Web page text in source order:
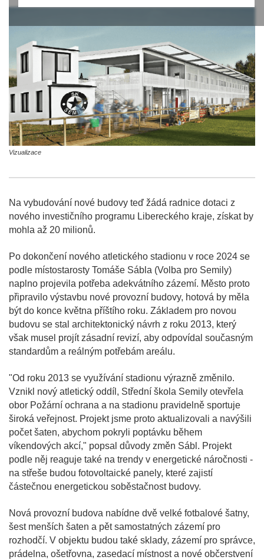
Vizualizace
Na vybudování nové budovy teď žádá radnice dotaci z
nového investičního programu Libereckého kraje, získat by
mohla až 20 milionů.
Po dokončení nového atletického stadionu v roce 2024 se
podle místostarosty Tomáše Sábla (Volba pro Semily)
naplno projevila potřeba adekvátního zázemí. Město proto
připravilo výstavbu nové provozní budovy, hotová by měla
být do konce května příštího roku. Základem pro novou
budovu se stal architektonický návrh z roku 2013, který
však musel projít zásadní revizí, aby odpovídal současným
standardům a reálným potřebám areálu.
"Od roku 2013 se využívání stadionu výrazně změnilo.
Vznikl nový atletický oddíl, Střední škola Semily otevřela
obor Požární ochrana a na stadionu pravidelně sportuje
široká veřejnost. Projekt jsme proto aktualizovali a navýšili
počet šaten, abychom pokryli poptávku během
víkendových akcí," popsal důvody změn Sábl. Projekt
podle něj reaguje také na trendy v energetické náročnosti -
na střeše budou fotovoltaické panely, které zajistí
částečnou energetickou soběstačnost budovy.
Nová provozní budova nabídne dvě velké fotbalové šatny,
šest menších šaten a pět samostatných zázemí pro
rozhodčí. V objektu budou také sklady, zázemí pro správce,
prádelna, ošetřovna, zasedací místnost a nové občerstvení